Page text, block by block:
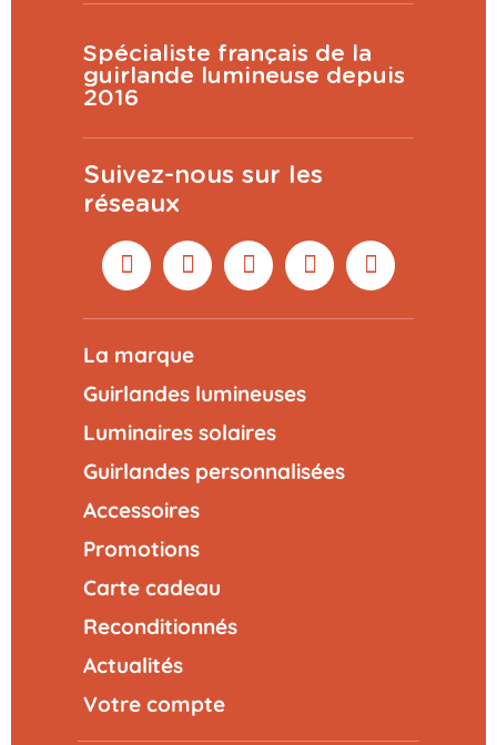
Spécialiste français de la
guirlande lumineuse depuis
2016
Suivez-nous sur les
réseaux
La marque
Guirlandes lumineuses
Luminaires solaires
Guirlandes personnalisées
Accessoires
Promotions
Carte cadeau
Reconditionnés
Actualités
Votre compte